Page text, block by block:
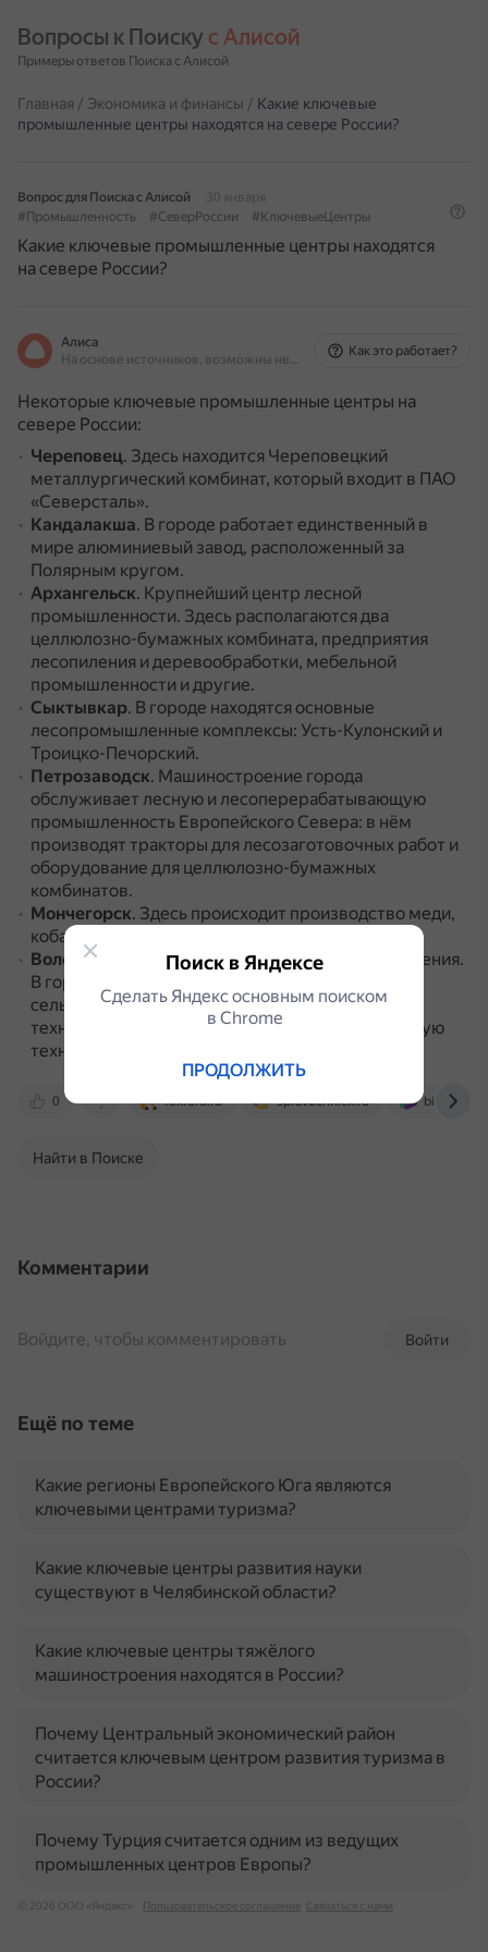
Вопросы к Поиску с Алисой
Примеры ответов Поиска с Алисой
Главная / Экономика и финансы / Какие ключевые
промышленные центры находятся на севере России?
Вопрос для Поиска с Алисой
30 января
#Промышленность
#СеверРоссии #КлючевыеЦентры
Какие ключевые промышленные центры находятся
на севере России?
Алиса
На основе источников, возможны неточности
Как это работает?
Некоторые ключевые промышленные центры на
севере России:
Череповец. Здесь находится Череповецкий
металлургический комбинат, который входит в ПАО
«Северсталь».
Кандалакша. В городе работает единственный в
мире алюминиевый завод, расположенный за
Полярным кругом.
Архангельск. Крупнейший центр лесной
промышленности. Здесь располагаются два
целлюлозно-бумажных комбината, предприятия
лесопиления и деревообработки, мебельной
промышленности и другие.
Сыктывкар. В городе находятся основные
лесопромышленные комплексы: Усть-Кулонский и
Троицко-Печорский.
Петрозаводск. Машиностроение города
обслуживает лесную и лесоперерабатывающую
промышленность Европейского Севера: в нём
производят тракторы для лесозаготовочных работ и
оборудование для целлюлозно-бумажных
комбинатов.
Мончегорск. Здесь происходит производство меди,
кобальта и никеля.
Вологда
Многопрофильный центр машиностроения.
В городе производят подшипники,
сельскохозяйственную и лесопромышленную
технику, а также ремонтируют железнодорожную
технику.
0 foxford.ru spravochnick.ru bigenc.ru
Найти в Поиске
Комментарии
Войти
Войдите, чтобы комментировать
Ещё по теме
Какие регионы Европейского Юга являются
ключевыми центрами туризма?
Какие ключевые центры развития науки
существуют в Челябинской области?
Какие ключевые центры тяжёлого
машиностроения находятся в России?
Почему Центральный экономический район
считается ключевым центром развития туризма в
России?
Почему Турция считается одним из ведущих
промышленных центров Европы?
© 2026 ООО «Яндекс» Пользовательское соглашение Связаться с нами
Поиск в Яндексе
Сделать Яндекс основным поиском
в Сhrome
ПРОДОЛЖИТЬ